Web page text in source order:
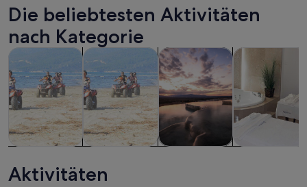
Die beliebtesten Aktivitäten
nach Kategorie
Tagesausflüge
Touren und Tagesausflüge Wird in einem neuen Tab
Outdoor
Abenteuer & OutdoorWird in einem neuen
Schiffs- und Bootstouren
Wellness Wird
Aktivitäten